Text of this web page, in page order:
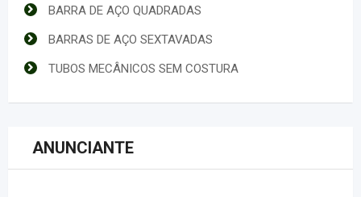
BARRA DE AÇO QUADRADAS
BARRAS DE AÇO SEXTAVADAS
TUBOS MECÂNICOS SEM COSTURA
ANUNCIANTE